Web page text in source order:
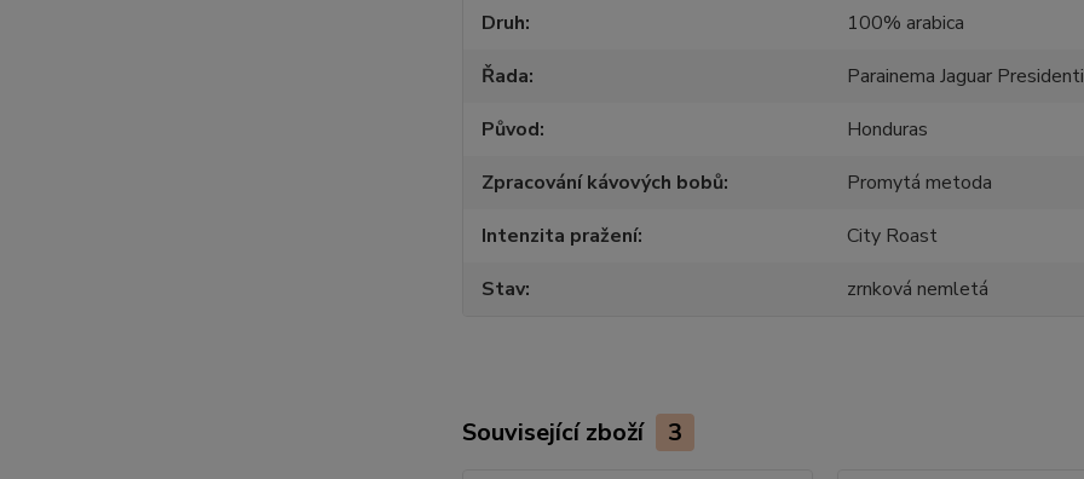
Druh
100% arabica
Řada
Parainema Jaguar
Původ
Honduras
Zpracování kávových bobů
Promytá metoda
Intenzita pražení
City Roast
Stav
zrnková nemletá
Související zboží 3